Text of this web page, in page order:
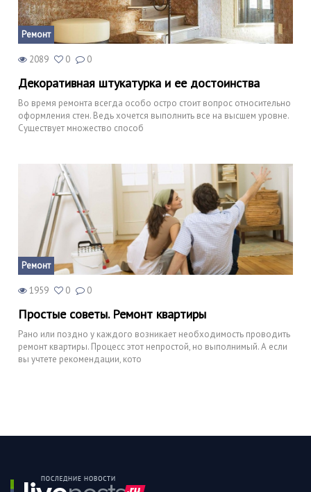
Ремонт
2089 0 0
Декоративная штукатурка и ее достоинства
Во время ремонта всегда особо остро стоит вопрос относительно
оформления стен. Ведь хочется выполнить все на высшем уровне.
Существует множество способ
Ремонт
1959 0 0
Простые советы. Ремонт квартиры
Рано или поздно у каждого возникает необходимость проводить
ремонт квартиры. Процесс этот непростой, но выполнимый. А если
вы учтете рекомендации, кото